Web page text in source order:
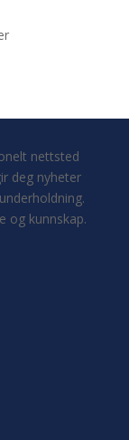
nettsted
deg nyheter
og kunnskap.